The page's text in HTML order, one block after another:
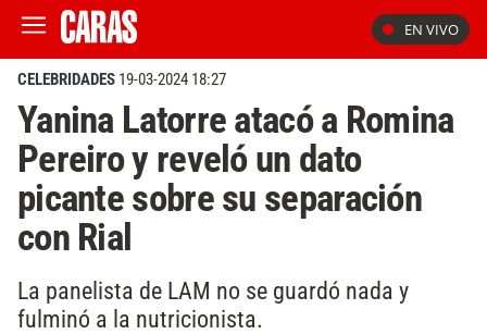
EN VIVO
CELEBRIDADES 19-03-2024 18:27
Yanina Latorre atacó a Romina
Pereiro y reveló un dato
picante sobre su separación
con Rial
La panelista de LAM no se guardó nada y
fulminó a la nutricionista.